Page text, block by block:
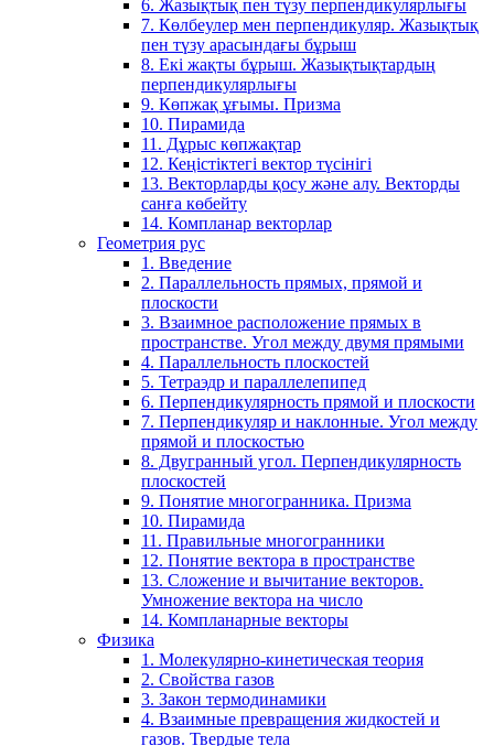
6. Жазықтық пен түзу перпендикулярлығы
7. Көлбеулер мен перпендикуляр. Жазықтық
пен түзу арасындағы бұрыш
8. Екі жақты бұрыш. Жазықтықтардың
перпендикулярлығы
9. Көпжақ ұғымы. Призма
10. Пирамида
11. Дұрыс көпжақтар
12. Кеңістіктегі вектор түсінігі
13. Векторларды қосу және алу. Векторды
санға көбейту
14. Компланар векторлар
Геометрия рус
1. Введение
2. Параллельность прямых, прямой и
плоскости
3. Взаимное расположение прямых в
пространстве. Угол между двумя прямыми
4. Параллельность плоскостей
5. Тетраэдр и параллелепипед
6. Перпендикулярность прямой и плоскости
7. Перпендикуляр и наклонные. Угол между
прямой и плоскостью
8. Двугранный угол. Перпендикулярность
плоскостей
9. Понятие многогранника. Призма
10. Пирамида
11. Правильные многогранники
12. Понятие вектора в пространстве
13. Сложение и вычитание векторов.
Умножение вектора на число
14. Компланарные векторы
Физика
1. Молекулярно-кинетическая теория
2. Свойства газов
3. Закон термодинамики
4. Взаимные превращения жидкостей и
газов. Твердые тела